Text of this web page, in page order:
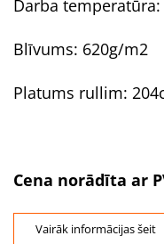
Darba temperatūra:
Blīvums: 620g/m2
Platums rullim:
Cena norādīta ar
Vairāk informācijas šeit